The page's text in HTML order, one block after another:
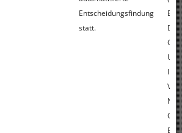
Entscheidungsfindung
statt.